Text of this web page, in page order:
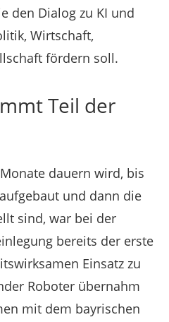
den Dialog zu KI und
Wirtschaft,
fördern soll.
Teil der
dauern wird, bis
und dann die
sind, war bei der
bereits der erste
Einsatz zu
Roboter übernahm
mit dem bayrischen